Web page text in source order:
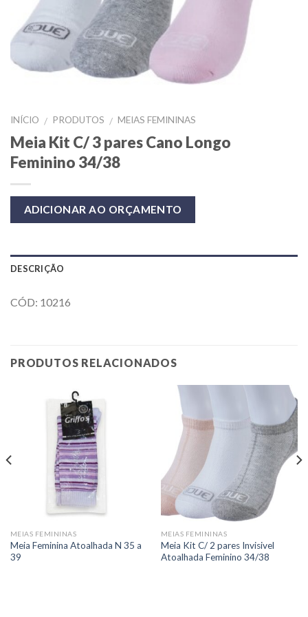
INÍCIO / PRODUTOS / MEIAS FEMININAS
Meia Kit C/ 3 pares Cano Longo
Feminino 34/38
ADICIONAR AO ORÇAMENTO
DESCRIÇÃO
CÓD: 10216
PRODUTOS RELACIONADOS
MEIAS FEMININAS
Meia Feminina Atoalhada N 35 a
39
MEIAS FEMININAS
Meia Kit C/ 2 pares Invisivel
Atoalhada Feminino 34/38